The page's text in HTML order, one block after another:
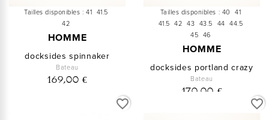
Tailles disponibles : 41 41.5
42
HOMME
docksides spinnaker
Bateau
169,00 €
Tailles disponibles : 40 41
41.5 42 43 43.5 44 44.5
45 46
HOMME
docksides portland crazy
Bateau
170,00 €
favorite_border favorite_border